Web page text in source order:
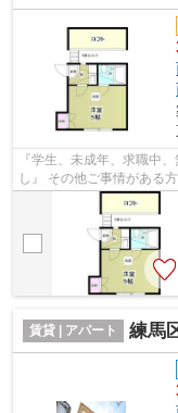
『学生、未成年、求職中
し』 その他ご事情がある
スタッフが対応致しますの
賃貸 | アパート 練馬